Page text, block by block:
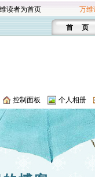
读者为首页 万维
首 页
控制面板 个人相册